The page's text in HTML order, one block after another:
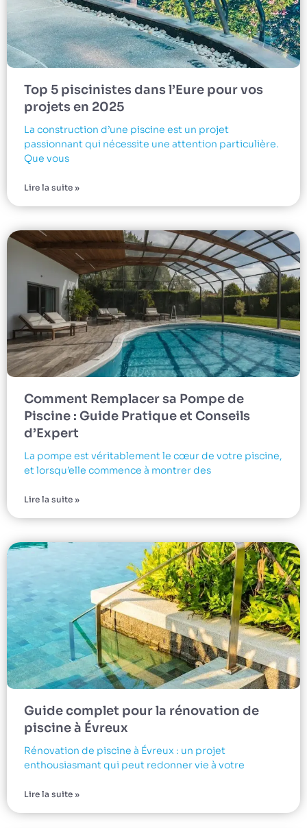
Top 5 piscinistes dans l’Eure pour vos
projets en 2025
La construction d’une piscine est un projet
passionnant qui nécessite une attention particulière.
Que vous
Lire la suite »
Comment Remplacer sa Pompe de
Piscine : Guide Pratique et Conseils
d’Expert
La pompe est véritablement le cœur de votre piscine,
et lorsqu’elle commence à montrer des
Lire la suite »
Guide complet pour la rénovation de
piscine à Évreux
Rénovation de piscine à Évreux : un projet
enthousiasmant qui peut redonner vie à votre
Lire la suite »